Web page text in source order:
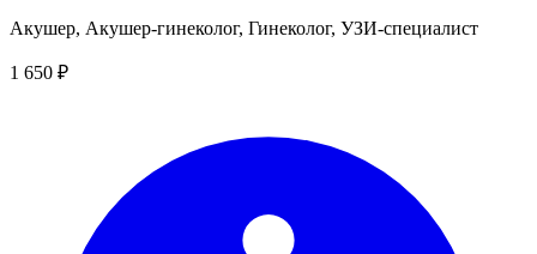
Акушер, Акушер-гинеколог, Гинеколог, УЗИ-специалист
1 650 ₽